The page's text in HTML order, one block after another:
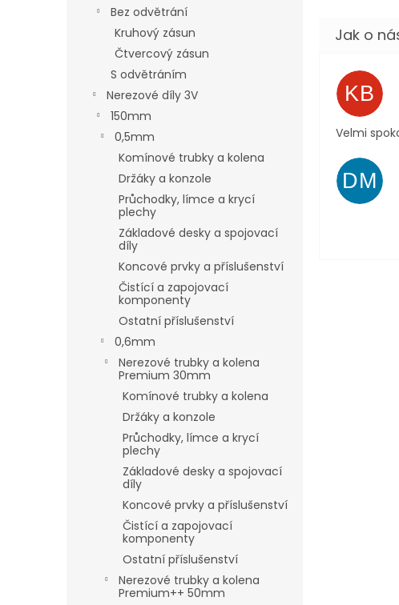
Bez odvětrání
Kruhový zásun
Čtvercový zásun
S odvětráním
Nerezové díly 3V
150mm
0,5mm
Komínové trubky a kolena
Držáky a konzole
Průchodky, límce a krycí
plechy
Základové desky a spojovací
díly
Koncové prvky a příslušenství
Čistící a zapojovací
komponenty
Ostatní příslušenství
0,6mm
Nerezové trubky a kolena
Premium 30mm
Komínové trubky a kolena
Držáky a konzole
Průchodky, límce a krycí
plechy
Základové desky a spojovací
díly
Koncové prvky a příslušenství
Čistící a zapojovací
komponenty
Ostatní příslušenství
Nerezové trubky a kolena
Premium++ 50mm
KB
Velmi
DM